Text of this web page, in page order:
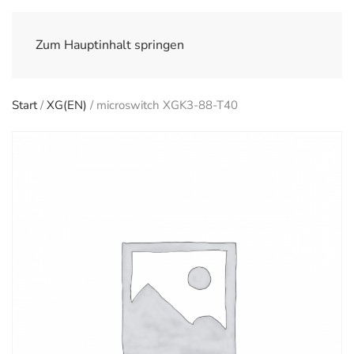
Zum Hauptinhalt springen
Start/XG(EN) / microswitch XGK3-88-T40